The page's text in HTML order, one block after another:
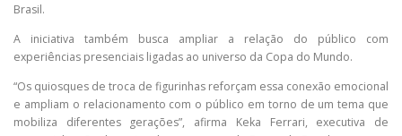
Brasil.
A iniciativa também busca ampliar a relação do público com
experiências presenciais ligadas ao universo da Copa do Mundo.
“Os quiosques de troca de figurinhas reforçam essa conexão emocional
e ampliam o relacionamento com o público em torno de um tema que
mobiliza diferentes gerações”, afirma Keka Ferrari, executiva de